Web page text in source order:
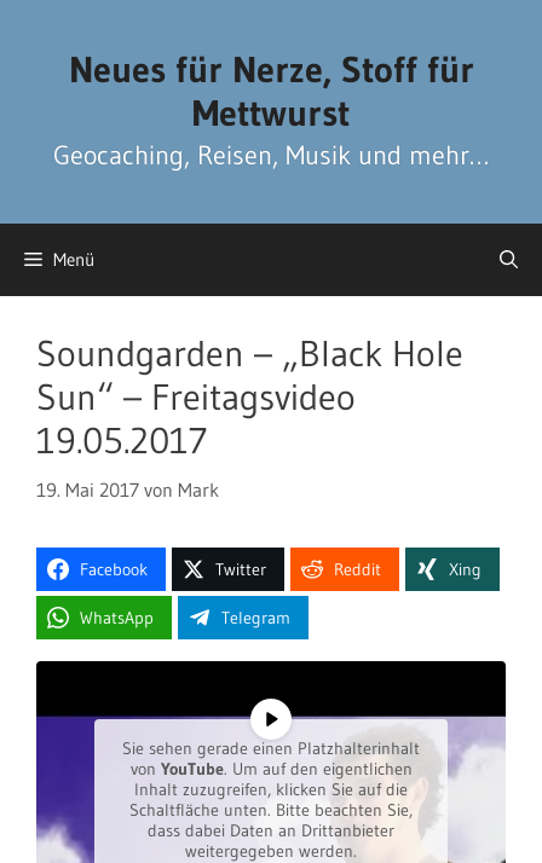
Neues für Nerze, Stoff für
Mettwurst
Geocaching, Reisen, Musik und mehr…
Menü
Soundgarden – „Black Hole
Sun“ – Freitagsvideo
19.05.2017
19. Mai 2017 von Mark
Facebook Twitter Reddit Xing
WhatsApp Telegram
Sie sehen gerade einen Platzhalterinhalt
von YouTube. Um auf den eigentlichen
Inhalt zuzugreifen, klicken Sie auf die
Schaltfläche unten. Bitte beachten Sie,
dass dabei Daten an Drittanbieter
weitergegeben werden.